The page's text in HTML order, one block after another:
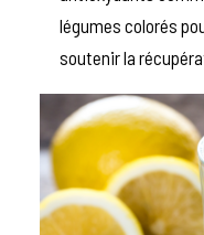
légumes colorés
soutenir la